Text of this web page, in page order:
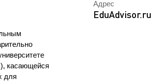
техническая библиотека
касающейся
для
Адрес
EduAdvisor.ru